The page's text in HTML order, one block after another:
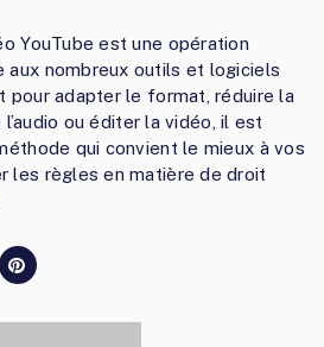
YouTube est une opération
aux nombreux outils et logiciels
pour adapter le format, réduire la
ou éditer la vidéo, il est
qui convient le mieux à vos
les règles en matière de droit